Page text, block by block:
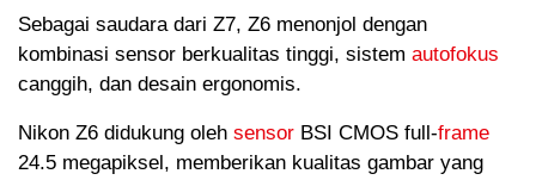
Sebagai saudara dari Z7, Z6 menonjol dengan
kombinasi sensor berkualitas tinggi, sistem autofokus
canggih, dan desain ergonomis.
Nikon Z6 didukung oleh sensor BSI CMOS full-frame
24.5 megapiksel, memberikan kualitas gambar yang